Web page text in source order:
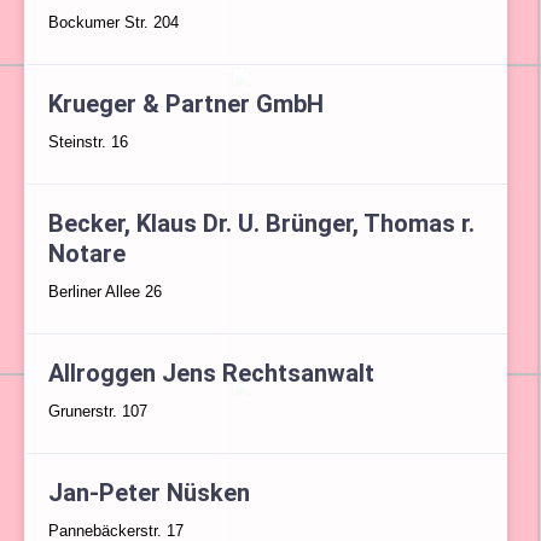
Bockumer Str. 204
Krueger & Partner GmbH
Steinstr. 16
Becker, Klaus Dr. U. Brünger, Thomas r.
Notare
Berliner Allee 26
Allroggen Jens Rechtsanwalt
Grunerstr. 107
Jan-Peter Nüsken
Pannebäckerstr. 17